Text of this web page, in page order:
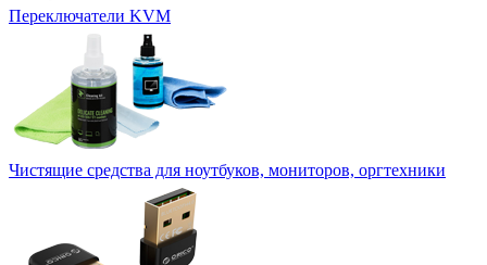
Переключатели KVM
Чистящие средства для ноутбуков, мониторов, оргтехники